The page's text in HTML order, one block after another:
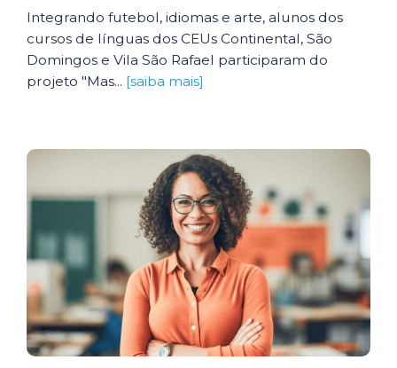
Integrando futebol, idiomas e arte, alunos dos
cursos de línguas dos CEUs Continental, São
Domingos e Vila São Rafael participaram do
projeto "Mas... [saiba mais]